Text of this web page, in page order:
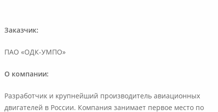
Заказчик:
ПАО «ОДК-УМПО»
О компании:
Разработчик и крупнейший производитель авиационных
двигателей в России. Компания занимает первое место по